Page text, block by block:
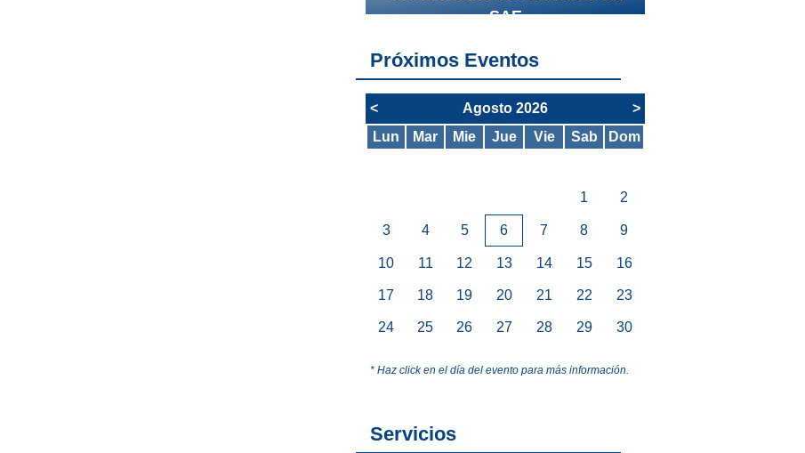
SAE
Próximos Eventos
< Agosto 2026
>
Lun
Mar Mie Jue Vie Sab Dom
1 2
3 4 5 6 7 8 9
10 11 12 13 14 15 16
17 18 19 20 21 22 23
24 25 26 27 28 29 30
* Haz click en el día del evento para más información.
Servicios